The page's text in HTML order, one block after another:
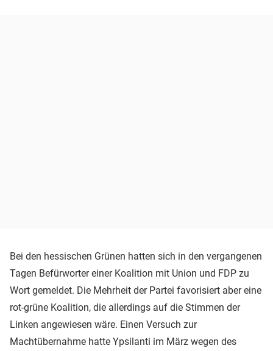
Bei den hessischen Grünen hatten sich in den vergangenen
Tagen Befürworter einer Koalition mit Union und FDP zu
Wort gemeldet. Die Mehrheit der Partei favorisiert aber eine
rot-grüne Koalition, die allerdings auf die Stimmen der
Linken angewiesen wäre. Einen Versuch zur
Machtübernahme hatte Ypsilanti im März wegen des